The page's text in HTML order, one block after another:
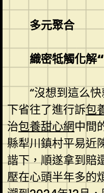
多元聚合
織密牴觸化解
“沒想到這么
下省往了進行訴包
治包養甜心網中間
縣犁川鎮村平易近
諧下，順遂拿到賠
壓在心頭半年多的